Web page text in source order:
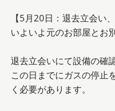
【5月20日：退去立会い
いよいよ元のお部屋とお
退去立会いにて設備の確
この日までにガスの停止
く必要があります。